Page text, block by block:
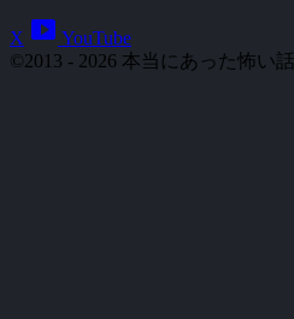
X smart_display YouTube
©2013 - 2026 本当にあった怖い話